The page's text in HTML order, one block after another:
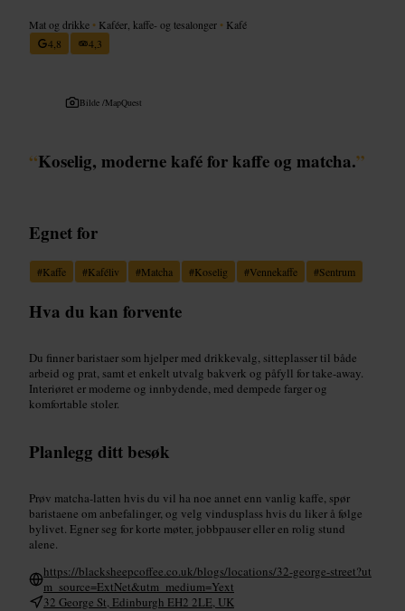
Mat og drikke • Kaféer, kaffe- og tesalonger • Kafé
4,8
4,3
Bilde /MapQuest
“Koselig, moderne kafé for kaffe og matcha.”
Egnet for
#Kaffe #Kaféliv #Matcha #Koselig #Vennekaffe #Sentrum
Hva du kan forvente
Du finner baristaer som hjelper med drikkevalg, sitteplasser til både
arbeid og prat, samt et enkelt utvalg bakverk og påfyll for take-away.
Interiøret er moderne og innbydende, med dempede farger og
komfortable stoler.
Planlegg ditt besøk
Prøv matcha-latten hvis du vil ha noe annet enn vanlig kaffe, spør
baristaene om anbefalinger, og velg vindusplass hvis du liker å følge
bylivet. Egner seg for korte møter, jobbpauser eller en rolig stund
alene.
https://blacksheepcoffee.co.uk/blogs/locations/32-george-street?ut
m_source=ExtNet&utm_medium=Yext
32 George St, Edinburgh EH2 2LE, UK